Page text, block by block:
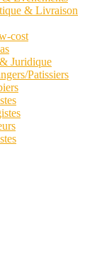
& Livraison
cost
Juridique
Patissiers